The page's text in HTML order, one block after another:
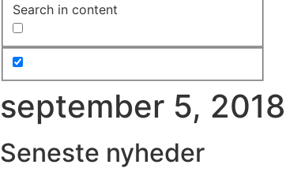
Search in content
september 5, 2018
Seneste nyheder